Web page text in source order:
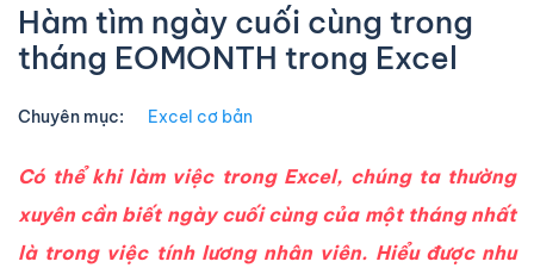
Hàm tìm ngày cuối cùng trong
tháng EOMONTH trong Excel
Chuyên mục: Excel cơ bản
Có thể khi làm việc trong Excel, chúng ta thường
xuyên cần biết ngày cuối cùng của một tháng nhất
là trong việc tính lương nhân viên. Hiểu được nhu